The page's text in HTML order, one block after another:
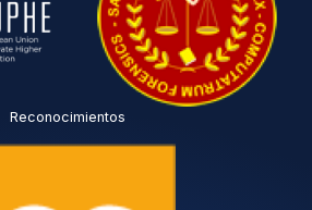
Reconocimientos